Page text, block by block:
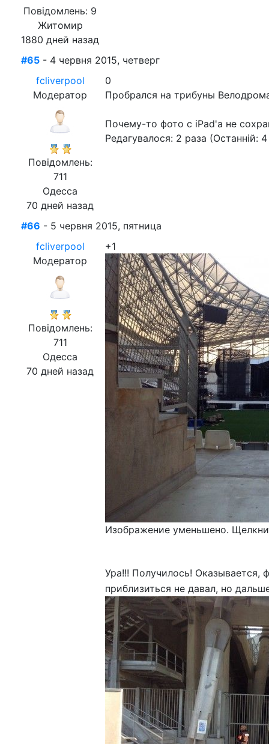
Повідомлень: 9
Житомир
1880 дней назад
#65 - 4 червня 2015, четверг
fcliverpool
Модератор
Повідомлень:
711
Одесса
70 дней назад
0
Пробрался на трибуны
Почему-то фото с iPad'а не
Редагувалося: 2 раза (Останній:
#66 - 5 червня 2015, пятница
fcliverpool
Модератор
Повідомлень:
711
Одесса
70 дней назад
+1
Изображение уменьшено.
Ура!!! Получилось!
приблизиться не давал, но